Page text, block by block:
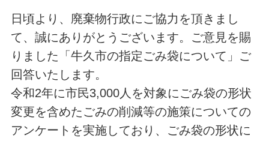
日頃より、廃棄物行政にご協力を頂きまし
て、誠にありがとうございます。ご意見を賜
りました「牛久市の指定ごみ袋について」ご
回答いたします。
令和2年に市民3,000人を対象にごみ袋の形状
変更を含めたごみの削減等の施策についての
アンケートを実施しており、ごみ袋の形状に